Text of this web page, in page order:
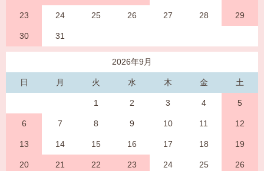
23 24 25 26 27 28 29
30 31
2026年9月
日 月 火 水 木 金 土
1 2 3 4 5
6 7 8 9 10 11 12
13 14 15 16 17 18 19
20 21 22 23 24 25 26